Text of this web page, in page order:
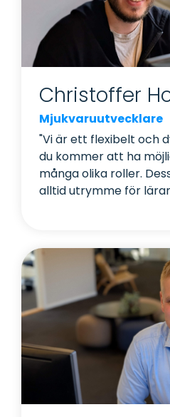
Christoffer
Mjukvaruutvecklare
"Vi är ett flexibelt och
du kommer att ha
många olika roller.
alltid utrymme för